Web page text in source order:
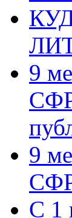
9
9
С 1